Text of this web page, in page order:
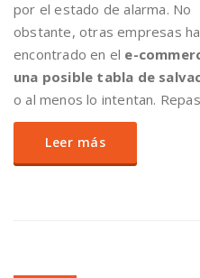
por el estado de alarma. No
obstante, otras empresas
encontrado en el e-
una posible tabla de
o al menos lo intentan.
Leer más